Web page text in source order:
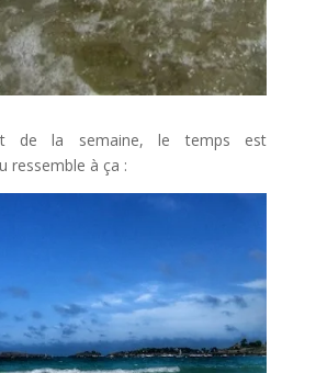
de la semaine, le temps est
ressemble à ça :